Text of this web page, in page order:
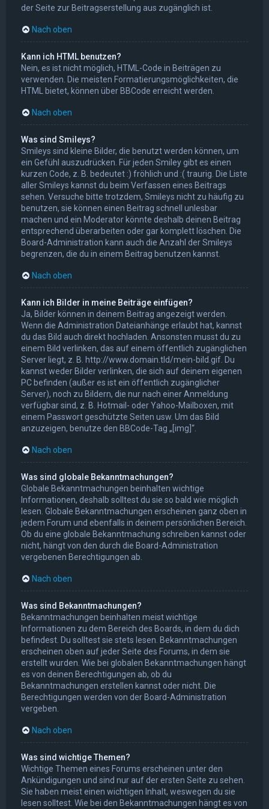
der Seite zur Beitragserstellung aus zugänglich ist.
Nach oben
Kann ich HTML benutzen?
Nein, es ist nicht möglich, HTML-Code in Beiträgen zu
verwenden. Die meisten Formatierungsmöglichkeiten, die
HTML bietet, können über BBCode erreicht werden.
Nach oben
Was sind Smileys?
Smileys sind kleine Bilder, die benutzt werden können, um
ein Gefühl auszudrücken. Für jeden Smiley gibt es einen
kurzen Code, z. B. bedeutet :) fröhlich und :( traurig. Die Liste
aller Smileys kannst du beim Verfassen eines Beitrags
sehen. Versuche bitte trotzdem, Smileys nicht zu häufig zu
benutzen, sie können einen Beitrag schnell unlesbar
machen und ein Moderator könnte deshalb deinen Beitrag
entsprechend überarbeiten oder gar komplett löschen. Die
Board-Administration kann auch die Anzahl der Smileys
begrenzen, die du in einem Beitrag benutzen kannst.
Nach oben
Kann ich Bilder in meine Beiträge einfügen?
Ja, Bilder können in deinem Beitrag angezeigt werden.
Wenn die Administration Dateianhänge erlaubt hat, kannst
du das Bild auch direkt hochladen. Ansonsten musst du zu
einem Bild verlinken, das auf einem öffentlich zugänglichen
Server liegt, z. B. http://www.domain.tld/mein-bild.gif. Du
kannst weder Bilder verlinken, die sich auf deinem eigenen
PC befinden (außer es ist ein öffentlich zugänglicher
Server), noch zu Bildern, die nur nach einer Anmeldung
verfügbar sind, z. B. Hotmail- oder Yahoo-Mailboxen, mit
einem Passwort geschützte Seiten usw. Um das Bild
anzuzeigen, benutze den BBCode-Tag „[img]“.
Nach oben
Was sind globale Bekanntmachungen?
Globale Bekanntmachungen beinhalten wichtige
Informationen, deshalb solltest du sie so bald wie möglich
lesen. Globale Bekanntmachungen erscheinen ganz oben in
jedem Forum und ebenfalls in deinem persönlichen Bereich.
Ob du eine globale Bekanntmachung schreiben kannst oder
nicht, hängt von den durch die Board-Administration
vergebenen Berechtigungen ab.
Nach oben
Was sind Bekanntmachungen?
Bekanntmachungen beinhalten meist wichtige
Informationen zu dem Bereich des Boards, in dem du dich
befindest. Du solltest sie stets lesen. Bekanntmachungen
erscheinen oben auf jeder Seite des Forums, in dem sie
erstellt wurden. Wie bei globalen Bekanntmachungen hängt
es von deinen Berechtigungen ab, ob du
Bekanntmachungen erstellen kannst oder nicht. Die
Berechtigungen werden von der Board-Administration
vergeben.
Nach oben
Was sind wichtige Themen?
Wichtige Themen eines Forums erscheinen unter den
Ankündigungen und sind nur auf der ersten Seite zu sehen.
Sie haben meist einen wichtigen Inhalt, weswegen du sie
lesen solltest. Wie bei den Bekanntmachungen hängt es von